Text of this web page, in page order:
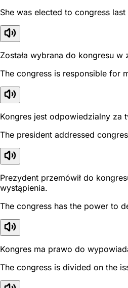
She was elected to congress last
Została wybrana do kongresu w
The congress is responsible for
Kongres jest odpowiedzialny za
The president addressed
Prezydent przemówił do
wystąpienia.
The congress has the power to
Kongres ma prawo do
The congress is divided on the